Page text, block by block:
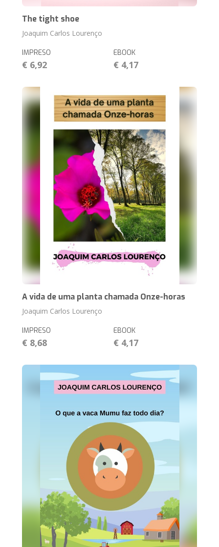
The tight shoe
Joaquim Carlos Lourenço
IMPRESO
€ 6,92
EBOOK
€ 4,17
A vida de uma planta chamada Onze-horas
Joaquim Carlos Lourenço
IMPRESO
€ 8,68
EBOOK
€ 4,17